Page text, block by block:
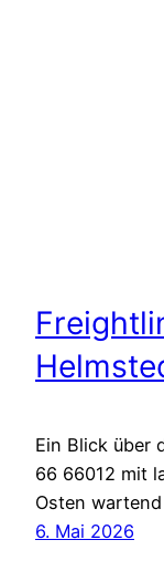
Ein Blick über
66 66012 mit
Osten
6. Mai 2026